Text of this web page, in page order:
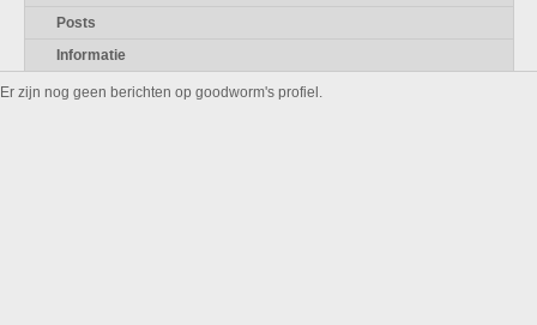
Posts
Informatie
Er zijn nog geen berichten op goodworm's profiel.